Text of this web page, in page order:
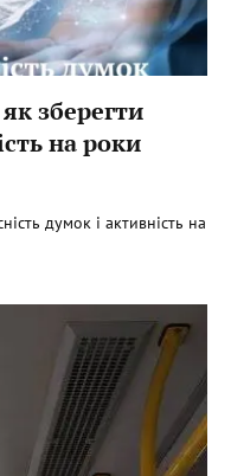
зберегти
на роки
думок і активність на